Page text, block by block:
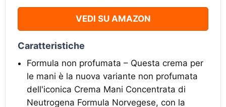
VEDI SU AMAZON
Caratteristiche
Formula non profumata – Questa crema per
le mani è la nuova variante non profumata
dell'iconica Crema Mani Concentrata di
Neutrogena Formula Norvegese, con la